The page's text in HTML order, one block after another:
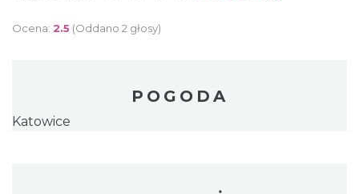
Ocena: 2.5 (Oddano 2 głosy)
POGODA
Katowice